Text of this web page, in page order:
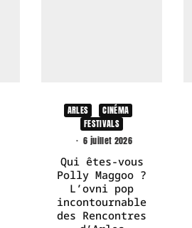
ARLES
CINÉMA
FESTIVALS
· 6 juillet 2026
Qui êtes-vous
Polly Maggoo ?
L’ovni pop
incontournable
des Rencontres